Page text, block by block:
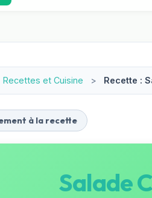
Recettes et Cuisine > Recette :
à la recette
Salade